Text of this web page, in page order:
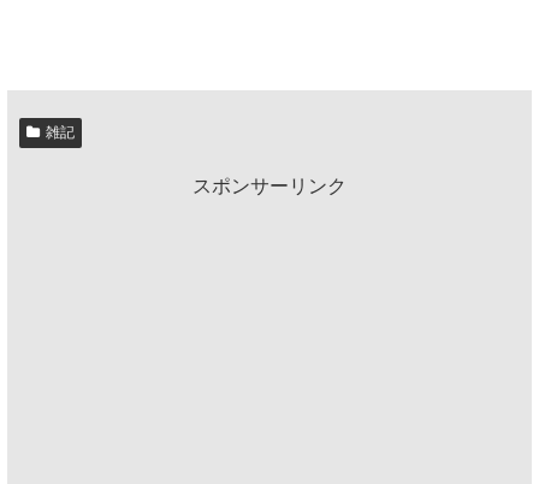
雑記
スポンサーリンク